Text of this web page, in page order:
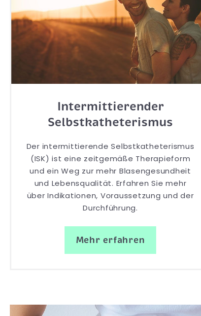
Intermittierender
Selbstkatheterismus
Der intermittierende Selbstkatheterismus
(ISK) ist eine zeitgemäße Therapieform
und ein Weg zur mehr Blasengesundheit
und Lebensqualität. Erfahren Sie mehr
über Indikationen, Voraussetzung und der
Durchführung.
Mehr erfahren